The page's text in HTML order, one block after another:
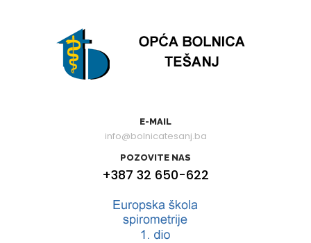
E-MAIL
info@bolnicatesanj.ba
POZOVITE NAS
+387 32 650-622